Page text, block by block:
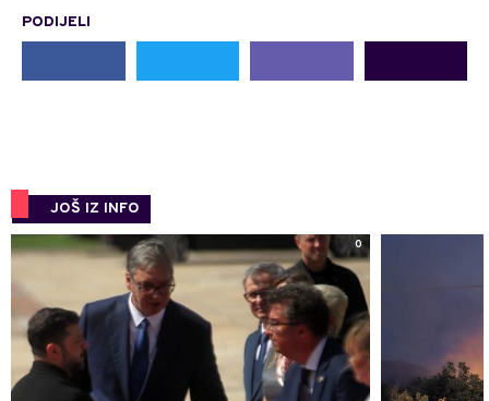
PODIJELI
JOŠ IZ INFO
0